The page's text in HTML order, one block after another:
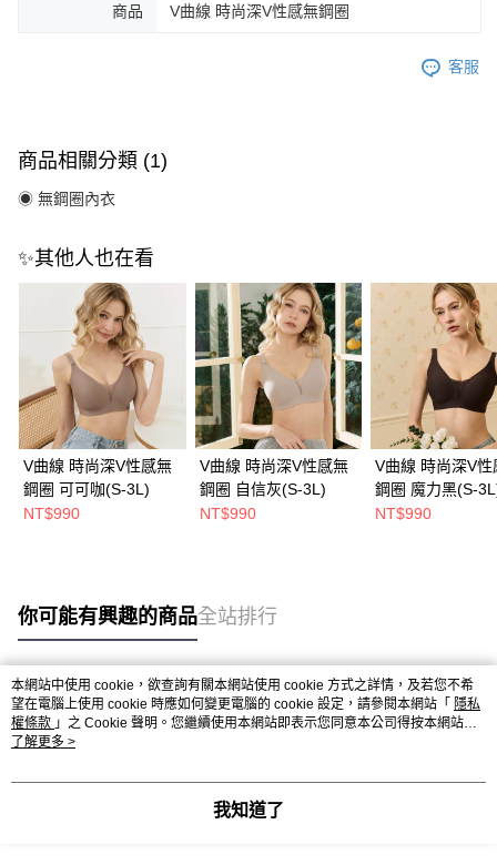
商品 V曲線 時尚深V性感無鋼圈
客服
商品相關分類 (1)
◉ 無鋼圈內衣
✨其他人也在看
V曲線 時尚深V性感無
鋼圈 可可咖(S-3L)
NT$990
V曲線 時尚深V性感無
鋼圈 自信灰(S-3L)
NT$990
V曲線 時尚深V性
鋼圈 魔力黑(S-
NT$990
你可能有興趣的商品全站排行
熱門標籤
本網站中使用 cookie，欲查詢有關本網站使用 cookie 方式之詳情，及若您不希
望在電腦上使用 cookie 時應如何變更電腦的 cookie 設定，請參閱本網站「 隱私
權條款 」之 Cookie 聲明。您繼續使用本網站即表示您同意本公司得按本網站使
用條款之 Cookie 聲明使用 cookie。
了解更多 >
我知道了